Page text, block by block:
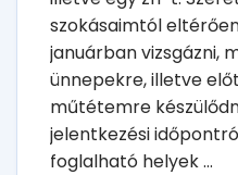
szokásaimtól
januárban vizsgázni,
ünnepekre, illetve
műtétemre
jelentkezési
foglalható helyek ...